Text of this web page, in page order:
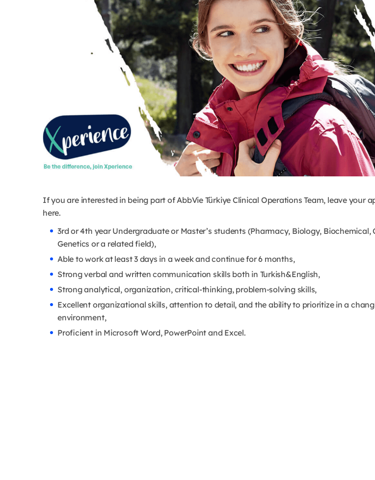
If you are interested in being part of AbbVie Türkiye Clinical Operations Team, leave your
here.
3rd or 4th year Undergraduate or Master’s students (Pharmacy, Biology, Biochemical,
Genetics or a related field),
Able to work at least 3 days in a week and continue for 6 months,
Strong verbal and written communication skills both in Turkish&English,
Strong analytical, organization, critical-thinking, problem-solving skills,
Excellent organizational skills, attention to detail, and the ability to prioritize in a
environment,
Proficient in Microsoft Word, PowerPoint and Excel.